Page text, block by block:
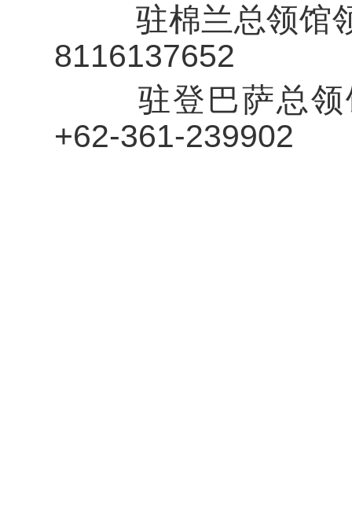
驻棉兰总领馆领
8116137652
驻登巴萨总领
+62-361-239902